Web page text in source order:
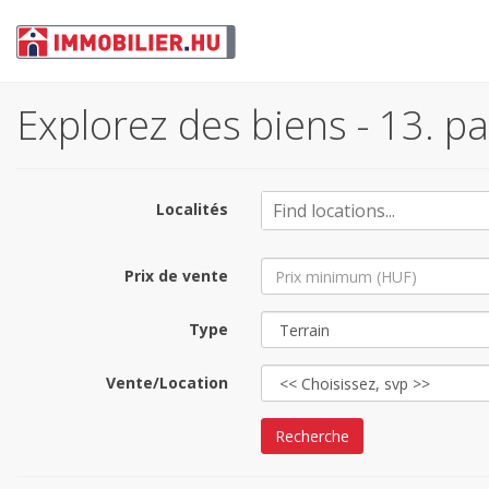
Explorez des biens - 13.
Localités
Prix de vente
Type
Vente/Location
Recherche